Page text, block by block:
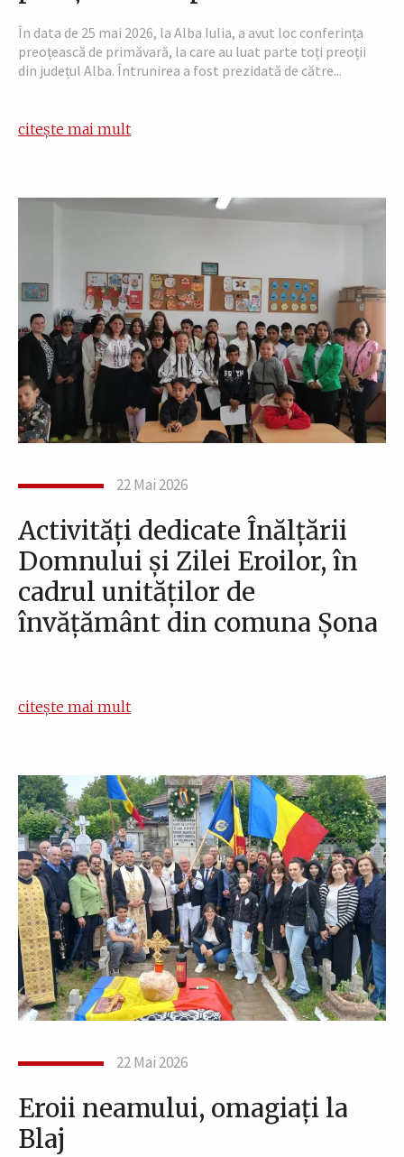
În data de 25 mai 2026, la Alba Iulia, a avut loc conferința
preoțească de primăvară, la care au luat parte toți preoții
din județul Alba. Întrunirea a fost prezidată de către...
citește mai mult
22 Mai 2026
Activități dedicate Înălțării
Domnului și Zilei Eroilor, în
cadrul unităților de
învățământ din comuna Șona
citește mai mult
22 Mai 2026
Eroii neamului, omagiați la
Blaj